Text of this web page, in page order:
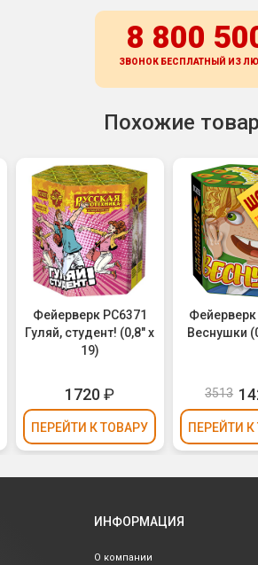
8 800
ЗВОНОК БЕСПЛАТНЫЙ ИЗ
Похожие
Фейерверк РС6371
Гуляй, студент! (0,8" х
19)
1720₽
ПЕРЕЙТИ К ТОВАРУ
Веснушки
3513
ПЕРЕЙТИ К
ИНФОРМАЦИЯ
О компании